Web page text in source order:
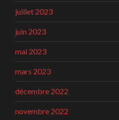
juillet 2023
juin 2023
mai 2023
mars 2023
décembre 2022
novembre 2022